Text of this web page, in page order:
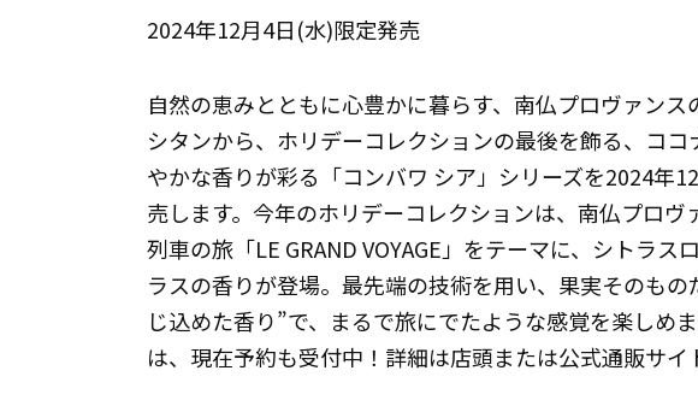
2024年12月4日(水)限定発売
自然の恵みとともに心豊かに暮らす、南仏プロヴァン
シタンから、ホリデーコレクションの最後を飾る、コ
やかな香りが彩る「コンバワ シア」シリーズを2024年
売します。今年のホリデーコレクションは、南仏プロ
列車の旅「LE GRAND VOYAGE」をテーマに、シトラ
ラスの香りが登場。最先端の技術を用い、果実そのも
じ込めた香り”で、まるで旅にでたような感覚を楽しめ
は、現在予約も受付中！詳細は店頭または公式通販サイ